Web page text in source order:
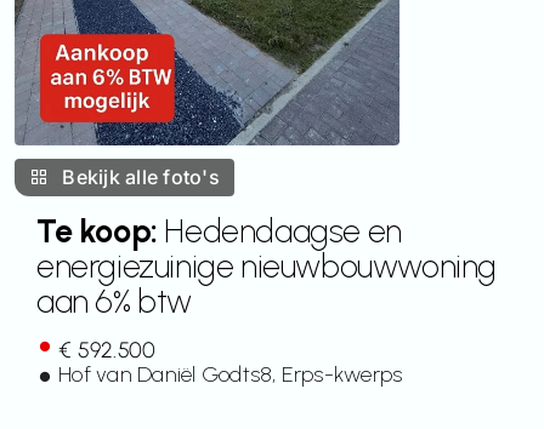
Contact
Bekijk alle foto's
Te koop: Hedendaagse en
energiezuinige nieuwbouwwoning
aan 6% btw
€ 592.500
Hof van Daniël Godts8, Erps-kwerps